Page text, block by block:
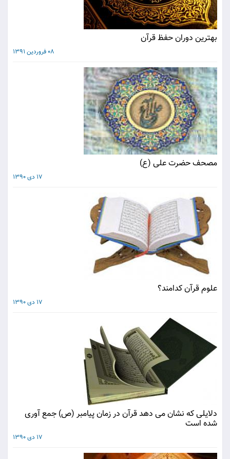
بهترين دوران حفظ قرآن
08 فروردین 1391
مصحف حضرت علی (ع)
17 دی 1390
علوم قرآن كدامند؟
17 دی 1390
دلایلی که نشان می دهد قرآن در زمان پیامبر (ص) جمع آوری
شده است
17 دی 1390